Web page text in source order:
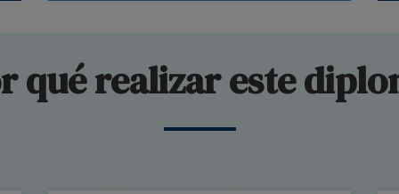
qué realizar este